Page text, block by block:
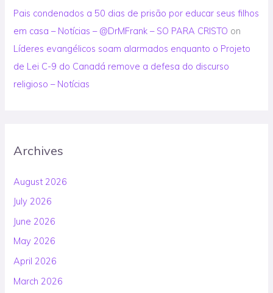
Pais condenados a 50 dias de prisão por educar seus filhos
em casa – Notícias – @DrMFrank – SO PARA CRISTO on
Líderes evangélicos soam alarmados enquanto o Projeto
de Lei C-9 do Canadá remove a defesa do discurso
religioso – Notícias
Archives
August 2026
July 2026
June 2026
May 2026
April 2026
March 2026